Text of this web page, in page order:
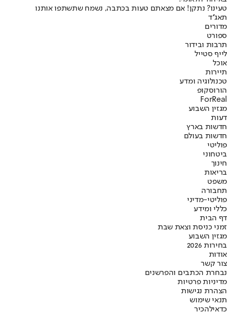
טעינו? נתקן! אם מצאתם טעות בכתבה, נשמח שתשתפו אותנו
תאג''ד
מדורים
ספורט
תרבות ובידור
לייף סטייל
אוכל
תיירות
טכנולוגיה ומדע
הורוסקופ
ForReal
מגזין השבוע
דעות
חדשות בארץ
חדשות בעולם
פוליטי
ביטחוני
חינוך
בריאות
משפט
תחבורה
פוליטי-מדיני
כללי ומידע
דף הבית
זמני כניסת וצאת שבת
מגזין השבוע
בחירות 2026
אודות
צור קשר
נבחרת הכתבים והפרשנים
מדיניות פרטיות
הצהרת נגישות
תנאי שימוש
כדאילהכיר